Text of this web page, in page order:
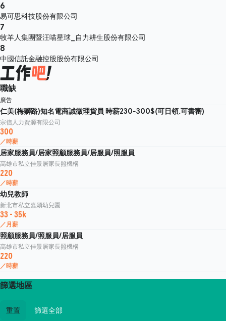
6
易可思科技股份有限公司
7
牧羊人集團暨汪喵星球_自力耕生股份有限公司
8
中國信託金融控股股份有限公司
職缺
廣告
仁美(梅獅路)知名電商誠徵理貨員 時薪230-300$(可日領.可書審)
宗信人力資源有限公司
300
／時薪
居家服務員/居家照顧服務員/居服員/照服員
高雄市私立佳景居家長照機構
220
／時薪
幼兒教師
新北市私立嘉穎幼兒園
33 - 35k
／月薪
照顧服務員/照服員/居服員
高雄市私立佳景居家長照機構
220
／時薪
篩選地區
重置 篩選全部